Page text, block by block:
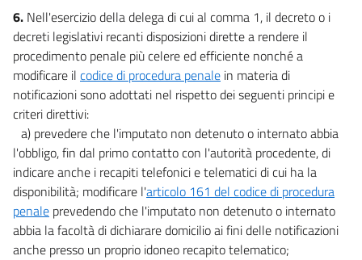
6. Nell'esercizio della delega di cui al comma 1, il decreto o i
decreti legislativi recanti disposizioni dirette a rendere il
procedimento penale più celere ed efficiente nonché a
modificare il codice di procedura penale in materia di
notificazioni sono adottati nel rispetto dei seguenti principi e
criteri direttivi:
a) prevedere che l'imputato non detenuto o internato abbia
l'obbligo, fin dal primo contatto con l'autorità procedente, di
indicare anche i recapiti telefonici e telematici di cui ha la
disponibilità; modificare l'articolo 161 del codice di procedura
penale prevedendo che l'imputato non detenuto o internato
abbia la facoltà di dichiarare domicilio ai fini delle notificazioni
anche presso un proprio idoneo recapito telematico;